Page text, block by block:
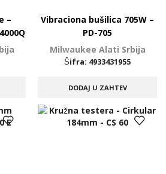
–
Vibraciona bušilica 705W –
PD-705
Milwaukee Alati Srbija
Šifra: 4933431955
DODAJ U ZAHTEV